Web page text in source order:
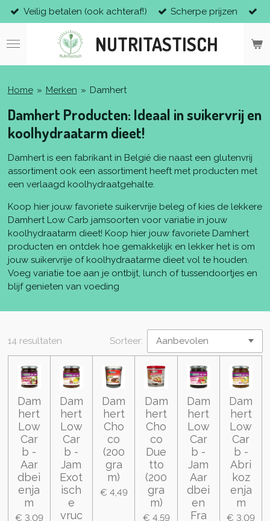
Ga
direct
naar
hoofdinhoud
NUTRITASTISCH
Veilig betalen (ook achteraf!) Scherpe prijzen
Home » Merken » Damhert
Damhert Producten: Ideaal in suikervrij en
koolhydraatarm dieet!
Damhert is een fabrikant in België die naast een glutenvrij
assortiment ook een assortiment heeft met producten met
een verlaagd koolhydraatgehalte.
Koop hier jouw favoriete suikervrije beleg of kies de lekkere
Damhert Low Carb jamsoorten voor variatie in jouw
koolhydraatarm dieet! Koop hier jouw favoriete Damhert
producten en ontdek hoe gemakkelijk en lekker het is om
jouw suikervrije of koolhydraatarme dieet vol te houden.
Voeg variatie toe aan je ontbijt, lunch of tussendoortjes en
blijf genieten van voeding
14 resultaten Sorteer:
Dam
hert
Low
Car
b -
Aar
dbei
enja
m
€ 3,09
Dam
hert
Low
Car
b -
Jam
Exot
isch
e
vruc
Dam
hert
Cho
co
(200
gra
m)
€ 4,49
Dam
hert
Cho
co
Due
tto
(200
gra
m)
€ 4,59
Dam
hert
Low
Car
b -
Jam
Aar
dbei
en
Fra
Dam
hert
Low
Car
b -
Abri
koz
enja
m
€ 3,09